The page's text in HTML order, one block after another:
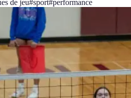
de jeu#sport#performance